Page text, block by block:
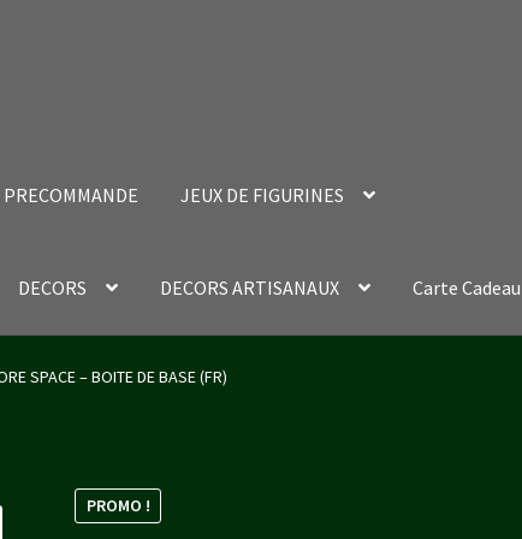
PRECOMMANDE JEUX DE FIGURINES
DECORS DECORS ARTISANAUX Carte Cadeau
Success PageValidation de la commande
SPACE – BOITE DE BASE (FR)
PROMO !